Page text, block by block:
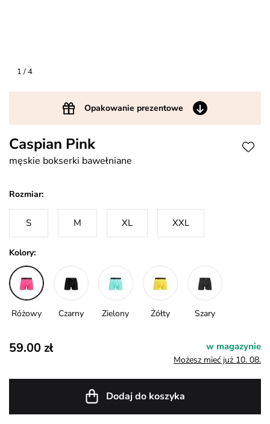
1/ 4
Opakowanie prezentowe
Caspian Pink
męskie bokserki bawełniane
Rozmiar:
S M XL XXL
Kolory:
Różowy Czarny Zielony Żółty Szary
59.00 zł w magazynie
Możesz mieć już 10. 08.
Dodaj do koszyka